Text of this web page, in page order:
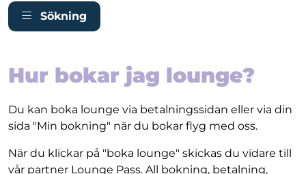
Sökning
Hur bokar jag lounge?
Du kan boka lounge via betalningssidan eller via din
sida "Min bokning" när du bokar flyg med oss.
När du klickar på "boka lounge" skickas du vidare till
vår partner Lounge Pass. All bokning, betalning,